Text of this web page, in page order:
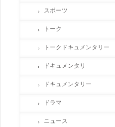
スポーツ
トーク
トークドキュメンタリー
ドキュメンタリ
ドキュメンタリー
ドラマ
ニュース